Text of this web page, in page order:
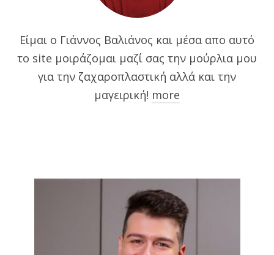
Είμαι ο Γιάννος Βαλιάνος και μέσα απο αυτό
το site μοιράζομαι μαζί σας την μούρλια μου
για την ζαχαροπλαστική αλλά και την
μαγειρική! more